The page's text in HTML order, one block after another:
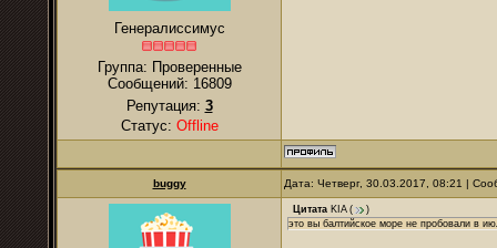
Генералиссимус
Группа: Проверенные
Сообщений: 16809
Репутация: 3
Статус: Offline
buggy Дата: Четверг, 30.03.2017, 08:21 |
Цитата KIA(
)
это вы балтийское море не пробовали в